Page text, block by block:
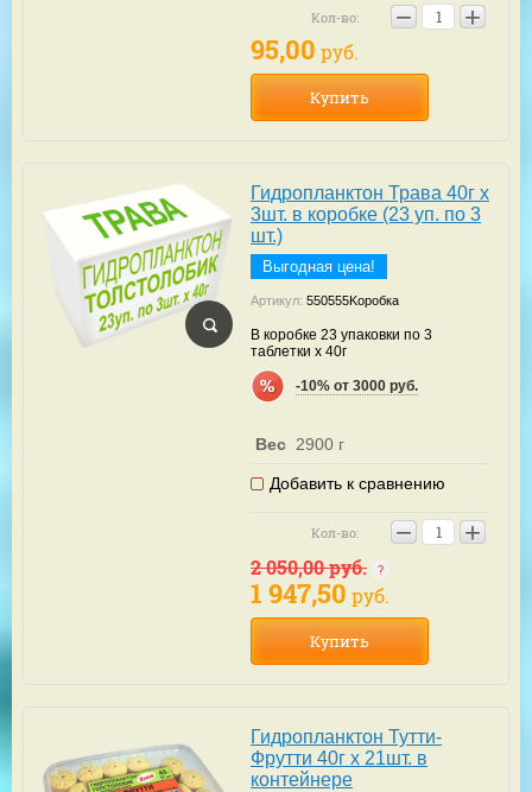
Кол-во: − +
95,00 руб.
Купить
Гидропланктон Трава 40г х
3шт. в коробке (23 уп. по 3
шт.)
Выгодная цена!
Артикул: 550555Kоробка
В коробке 23 упаковки по 3
таблетки х 40г
-10% от 3000 руб.
Вес 2900 г
Добавить к сравнению
Кол-во: − +
2 050,00руб.
1 947,50 руб.
Купить
Гидропланктон Тутти-
Фрутти 40г х 21шт. в
контейнере